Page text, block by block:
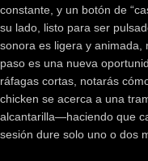
constante, y un botón de
su lado, listo para ser
sonora es ligera y animada,
paso es una nueva
ráfagas cortas, notarás
chicken se acerca a una
alcantarilla—haciendo que
sesión dure solo uno o dos